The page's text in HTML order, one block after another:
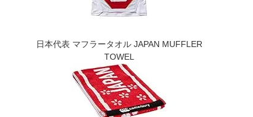
日本代表 マフラータオル JAPAN MUFFLER
TOWEL